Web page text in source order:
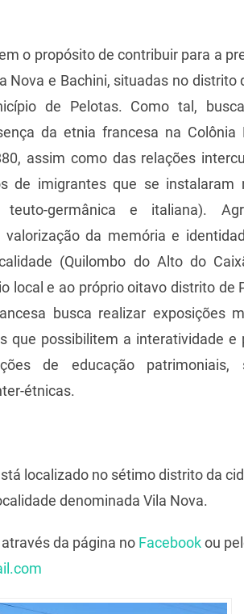
o propósito de contribuir para a
Nova e Bachini, situadas no distrito
de Pelotas. Como tal,
da etnia francesa na Colônia
assim como das relações
de imigrantes que se instalaram
germânica e italiana).
da memória e
(Quilombo do Alto do
local e ao próprio oitavo distrito de
busca realizar exposições
que possibilitem a interatividade e
de educação patrimoniais,
étnicas.
localizado no sétimo distrito da
denominada Vila Nova.
da página no Facebookou